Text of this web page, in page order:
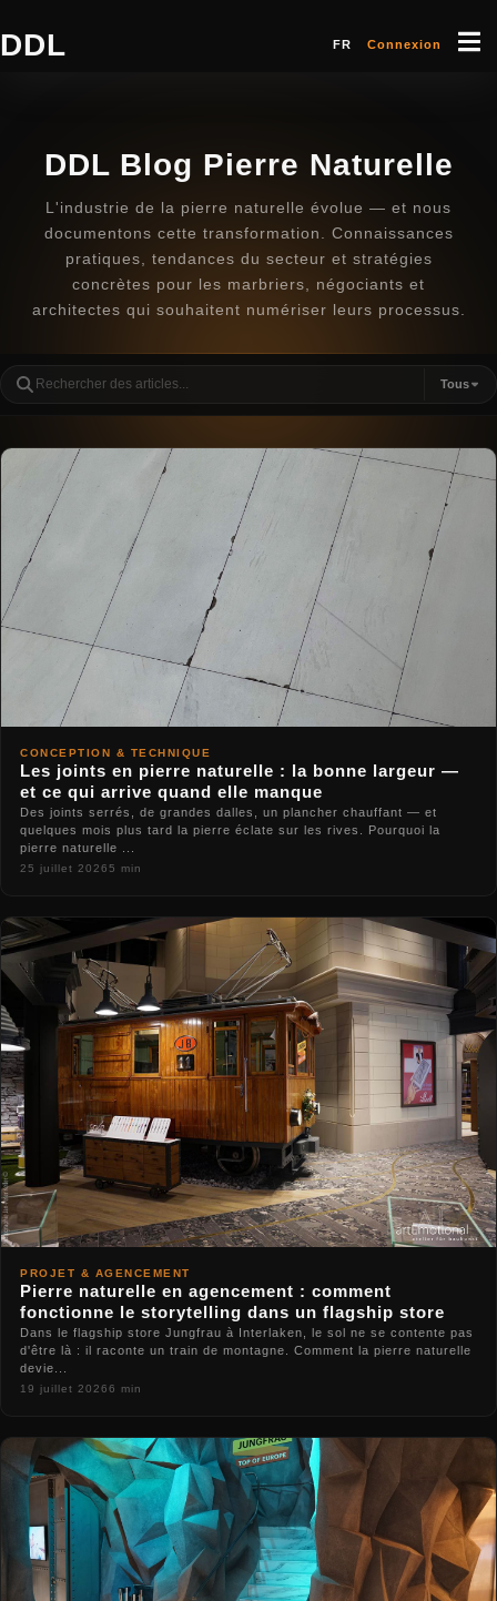
DDL FR Connexion
DDL Blog Pierre Naturelle
L'industrie de la pierre naturelle évolue — et nous
documentons cette transformation. Connaissances
pratiques, tendances du secteur et stratégies
concrètes pour les marbriers, négociants et
architectes qui souhaitent numériser leurs processus.
Tous
CONCEPTION & TECHNIQUE
Les joints en pierre naturelle : la bonne largeur —
et ce qui arrive quand elle manque
Des joints serrés, de grandes dalles, un plancher chauffant — et
quelques mois plus tard la pierre éclate sur les rives. Pourquoi la
pierre naturelle ...
25 juillet 20265 min
PROJET & AGENCEMENT
Pierre naturelle en agencement : comment
fonctionne le storytelling dans un flagship store
Dans le flagship store Jungfrau à Interlaken, le sol ne se contente pas
d'être là : il raconte un train de montagne. Comment la pierre naturelle
devie...
19 juillet 20266 min